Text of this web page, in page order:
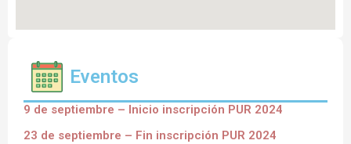
Eventos
9 de septiembre – Inicio inscripción PUR 2024
23 de septiembre – Fin inscripción PUR 2024